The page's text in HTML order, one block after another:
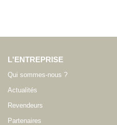
L'ENTREPRISE
Qui sommes-nous ?
Actualités
Revendeurs
Partenaires